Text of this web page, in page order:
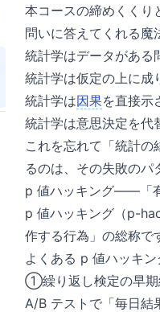
本コースの締めくくり
問いに答えてくれる魔
統計学はデータがある
統計学は仮定の上に成
統計学は因果を直接示
統計学は意思決定を代
これを忘れて「統計
るのは、その失敗のパ
p 値ハッキング——「
p 値ハッキング（p-
作する行為」の総称で
よくある p 値ハッキ
①繰り返し検定の早期
A/B テストで「毎日結